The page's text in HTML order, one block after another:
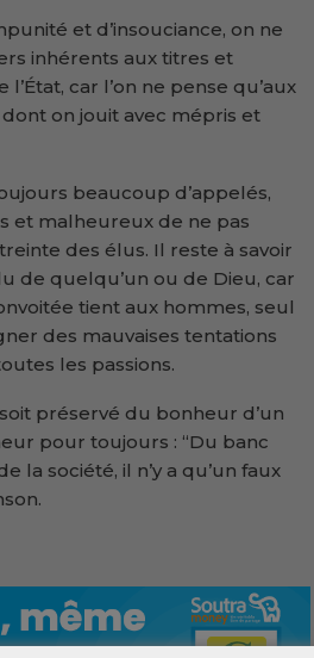
et d’insouciance, on ne
inhérents aux titres et
car l’on ne pense qu’aux
on jouit avec mépris et
beaucoup d’appelés,
et malheureux de ne pas
des élus. Il reste à savoir
de quelqu’un ou de Dieu, car
tient aux hommes, seul
des mauvaises tentations
les passions.
préservé du bonheur d’un
pour toujours : “Du banc
la société, il n’y a qu’un faux